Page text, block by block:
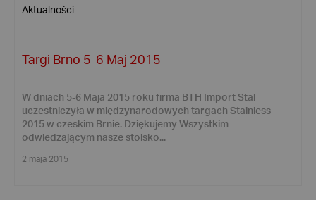
Aktualności
Targi Brno 5-6 Maj 2015
W dniach 5-6 Maja 2015 roku firma BTH Import Stal
uczestniczyła w międzynarodowych targach Stainless
2015 w czeskim Brnie. Dziękujemy Wszystkim
odwiedzającym nasze stoisko...
2 maja 2015